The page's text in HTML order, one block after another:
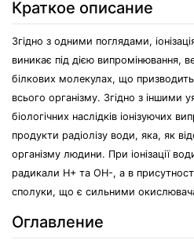
Краткое описание
Згідно з одними поглядами,
виникає під дією випромінювання,
білкових молекулах, що призводить
всього організму. Згідно з іншими
біологічних наслідків іонізуючих
продукти радіолізу води, яка, як
організму людини. При іонізації
радикали Н+ та ОН-, а в
сполуки, що є сильними
Оглавление